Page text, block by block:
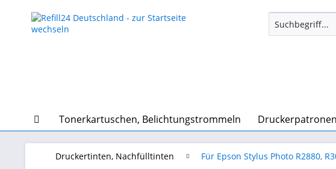
Tonerkartuschen, Belichtungstrommeln
Druckertinten, Nachfülltinten Für Epson Stylus Photo R2880,